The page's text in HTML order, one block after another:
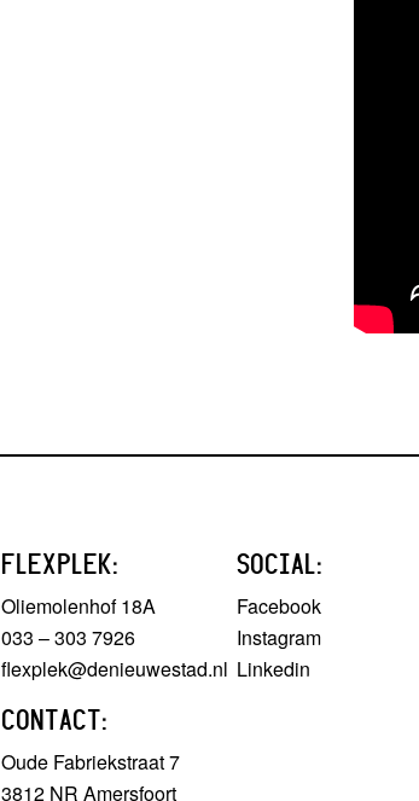
FLEXPLEK:
Oliemolenhof 18A
033 – 303 7926
flexplek@denieuwestad.nl
CONTACT:
Oude Fabriekstraat 7
3812 NR Amersfoort
SOCIAL:
Facebook
Instagram
Linkedin